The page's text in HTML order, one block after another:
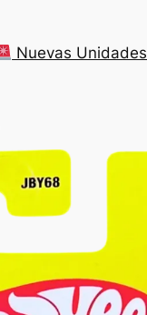
Nuevas Unidades